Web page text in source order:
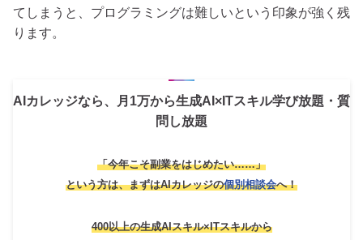
てしまうと、プログラミングは難しいという印象が強く残
ります。
AIカレッジなら、月1万から生成AI×ITスキル学び放題・質
問し放題
「今年こそ副業をはじめたい……」
という方は、まずはAIカレッジの個別相談会へ！
400以上の生成AIスキル×ITスキルから